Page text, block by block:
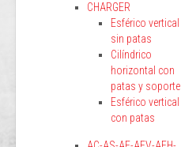
CHARGER
Esférico vertical
sin patas
Cilíndrico
horizontal con
patas y soporte
Esférico vertical
con patas